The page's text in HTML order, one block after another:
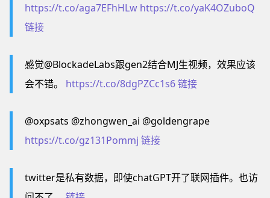
https://t.co/aga7EFhHLw https://t.co/yaK4OZuboQ
链接
感觉@BlockadeLabs跟gen2结合MJ生视频，效果应该
会不错。 https://t.co/8dgPZCc1s6链接
@oxpsats @zhongwen_ai @goldengrape
https://t.co/gz131Pommj 链接
twitter是私有数据，即使chatGPT开了联网插件。也访